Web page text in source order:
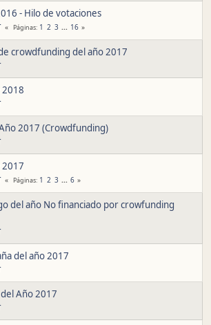
- Hilo de votaciones
Páginas 1 2 3 ... 16
crowdfunding del año 2017
2017 (Crowdfunding)
Páginas 1 2 3 ... 6
del año No financiado por crowfunding
del año 2017
Año 2017